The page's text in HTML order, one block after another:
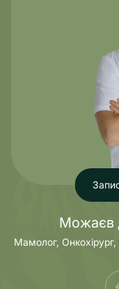
Можаєв
Мамолог, Онкохірург,